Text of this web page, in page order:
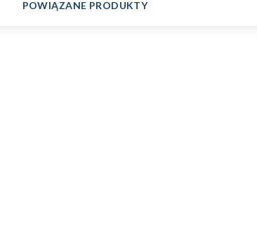
POWIĄZANE PRODUKTY